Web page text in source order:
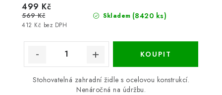
Skladem (8420 ks)
412 Kč bez DPH
499 Kč
569 Kč
Stohovatelná zahradní židle s ocelovou konstrukcí.
Nenáročná na údržbu.